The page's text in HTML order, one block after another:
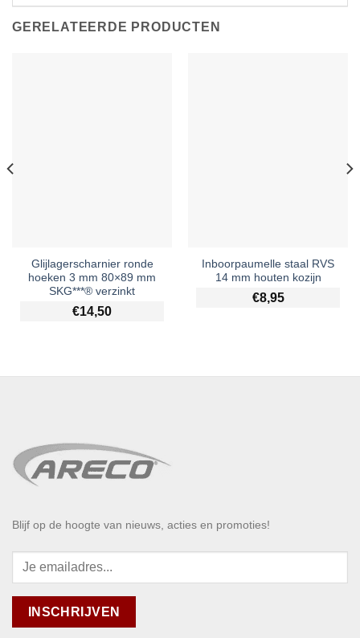
GERELATEERDE PRODUCTEN
Glijlagerscharnier ronde
hoeken 3 mm 80×89 mm
SKG***® verzinkt
€14,50
Inboorpaumelle staal RVS
14 mm houten kozijn
€8,95
Blijf op de hoogte van nieuws, acties en promoties!